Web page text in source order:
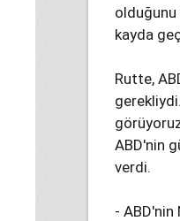
olduğunu
kayda
Rutte,
ABD'nin
verdi.
- ABD'nin